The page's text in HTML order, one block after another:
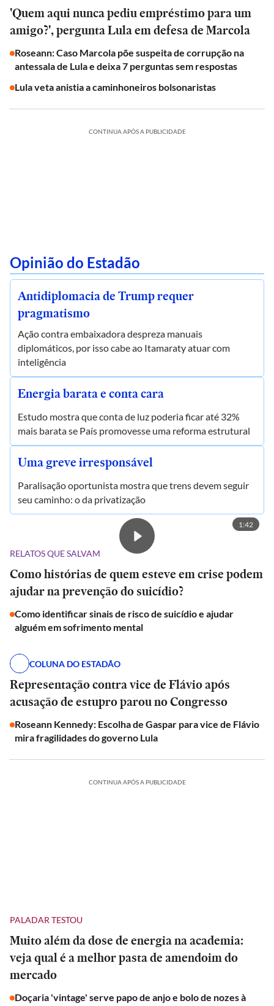
'Quem aqui nunca pediu empréstimo para um
amigo?', pergunta Lula em defesa de Marcola
Roseann: Caso Marcola põe suspeita de corrupção na
antessala de Lula e deixa 7 perguntas sem respostas
Lula veta anistia a caminhoneiros bolsonaristas
CONTINUA APÓS A PUBLICIDADE
Opinião do Estadão
Antidiplomacia de Trump requer
pragmatismo
Ação contra embaixadora despreza manuais
diplomáticos, por isso cabe ao Itamaraty atuar com
inteligência
Energia barata e conta cara
Estudo mostra que conta de luz poderia ficar até 32%
mais barata se País promovesse uma reforma estrutural
Uma greve irresponsável
Paralisação oportunista mostra que trens devem seguir
seu caminho: o da privatização
1:42
RELATOS QUE SALVAM
Como histórias de quem esteve em crise podem
ajudar na prevenção do suicídio?
Como identificar sinais de risco de suicídio e ajudar
alguém em sofrimento mental
COLUNA DO ESTADÃO
Representação contra vice de Flávio após
acusação de estupro parou no Congresso
Roseann Kennedy: Escolha de Gaspar para vice de Flávio
mira fragilidades do governo Lula
CONTINUA APÓS A PUBLICIDADE
PALADAR TESTOU
Muito além da dose de energia na academia:
veja qual é a melhor pasta de amendoim do
mercado
Doçaria 'vintage' serve papo de anjo e bolo de nozes à